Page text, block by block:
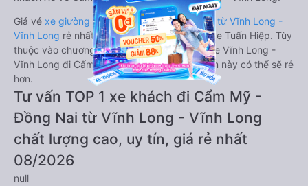
Giá vé xe giường nằm đi Cẩm Mỹ - Đồng Nai từ Vĩnh Long -
Vĩnh Long rẻ nhất là 310000VND của hãng xe Tuấn Hiệp. Tùy
thuộc vào chương trình khuyến mãi, giá vé Xe Vĩnh Long -
Vĩnh Long đi Cẩm Mỹ - Đồng Nai giường nằm này có thể sẽ rẻ
hơn.
Tư vấn TOP 1 xe khách đi Cẩm Mỹ -
Đồng Nai từ Vĩnh Long - Vĩnh Long
chất lượng cao, uy tín, giá rẻ nhất
08/2026
null